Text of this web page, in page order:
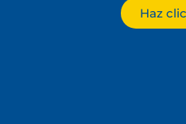
Haz